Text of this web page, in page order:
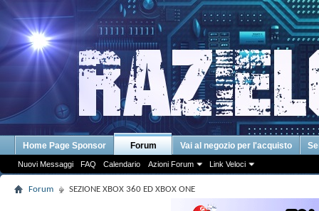
Home Page Sponsor Forum
Nuovi Messaggi FAQ Calendario Azioni Forum Link Veloci
Vai al negozio per l'acquisto
Forum SEZIONE XBOX 360 ED XBOX ONE